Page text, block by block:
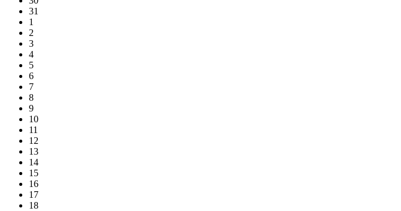
31
1
2
3
4
5
6
7
8
9
10
11
12
13
14
15
16
17
18